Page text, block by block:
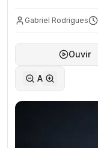
Gabriel Rodrigues
Ouvir
A